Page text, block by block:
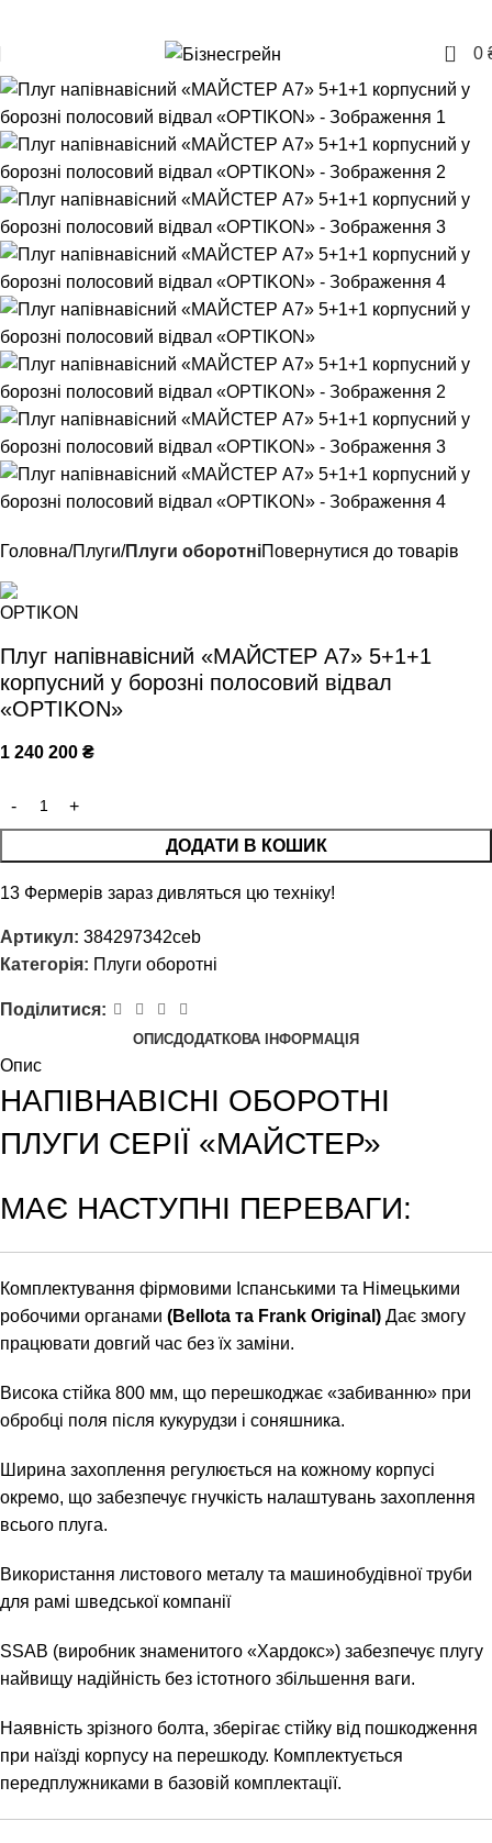
0 0
Головна Плуги Плуги оборотніПовернутися до товарів
Плуг напівнавісний «МАЙСТЕР А7» 5+1+1
корпусний у борозні полосовий відвал
«OPTIKON»
1 240 200 ₴
ДОДАТИ В КОШИК
13 Фермерів зараз дивляться цю техніку!
Артикул: 384297342ceb
Категорія: Плуги оборотні
Поділитися:
ОПИСДОДАТКОВА ІНФОРМАЦІЯ
Опис
НАПІВНАВІСНІ ОБОРОТНІ
ПЛУГИ СЕРІЇ «МАЙСТЕР»
МАЄ НАСТУПНІ ПЕРЕВАГИ:
Комплектування фірмовими Іспанськими та Німецькими
робочими органами (Bellota та Frank Original) Дає змогу
працювати довгий час без їх заміни.
Висока стійка 800 мм, що перешкоджає «забиванню» при
обробці поля після кукурудзи і соняшника.
Ширина захоплення регулюється на кожному корпусі
окремо, що забезпечує гнучкість налаштувань захоплення
всього плуга.
Використання листового металу та машинобудівної труби
для рамі шведської компанії
SSAB (виробник знаменитого «Хардокс») забезпечує плугу
найвищу надійність без істотного збільшення ваги.
Наявність зрізного болта, зберігає стійку від пошкодження
при наїзді корпусу на перешкоду. Комплектується
передплужниками в базовій комплектації.